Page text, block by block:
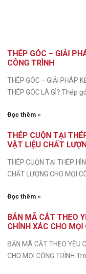
THÉP GÓC – GIẢI
CÔNG TRÌNH
THÉP GÓC – GIẢI PHÁP
THÉP GÓC LÀ GÌ? Thép
Đọc thêm »
THÉP CUỘN TẠI
VẬT LIỆU CHẤT
THÉP CUỘN TẠI THÉP
CHẤT LƯỢNG CHO MỌI
Đọc thêm »
BẢN MÃ CẮT THEO
CHÍNH XÁC CHO MỌI
BẢN MÃ CẮT THEO YÊU
CHO MỌI CÔNG TRÌNH